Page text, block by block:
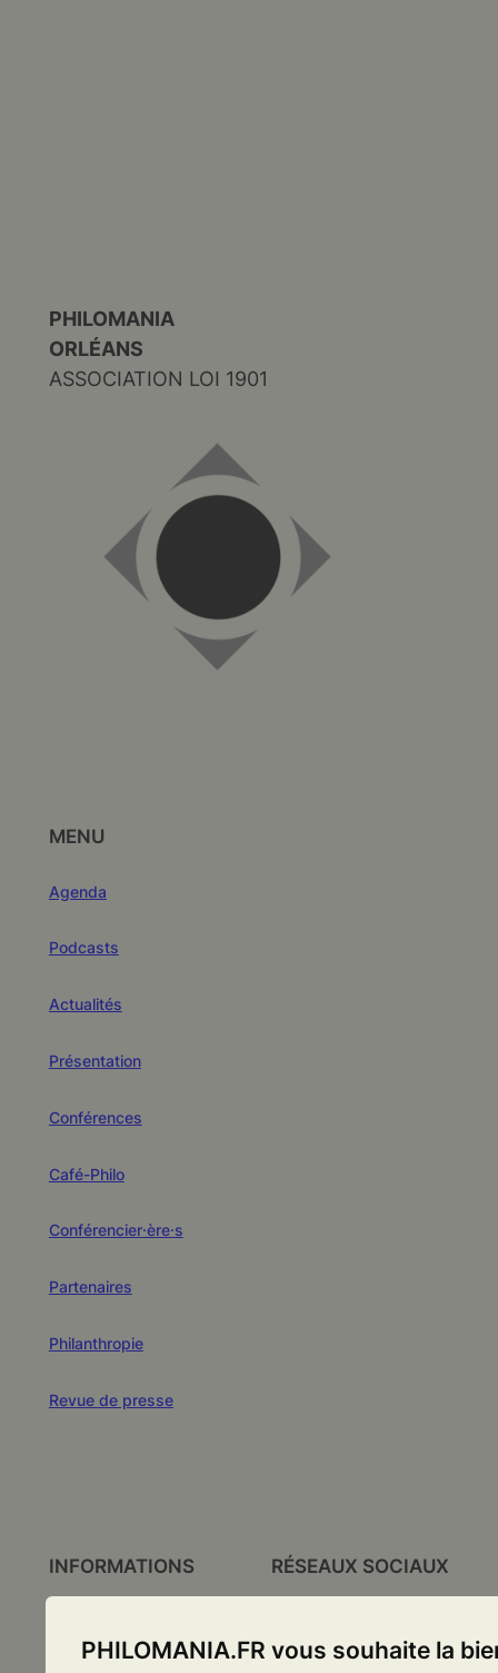
PHILOMANIA
ORLÉANS
ASSOCIATION LOI 1901
MENU
Agenda
Podcasts
Actualités
Présentation
Conférences
Café-Philo
Conférencier·ère·s
Partenaires
Philanthropie
Revue de presse
INFORMATIONS RÉSEAUX SOCIAUX
Facebook
PHILOMANIA.FR vous souhaite la